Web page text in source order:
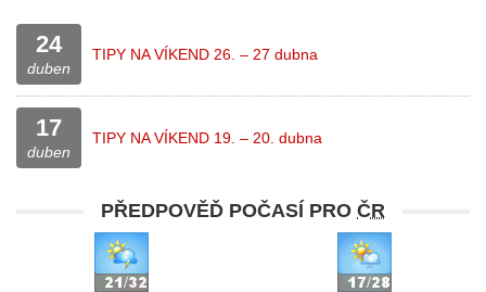
24
duben
TIPY NA VÍKEND 26. – 27 dubna
17
duben
TIPY NA VÍKEND 19. – 20. dubna
PŘEDPOVĚĎ POČASÍ PRO ČR